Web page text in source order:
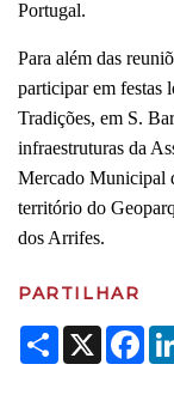
Portugal.
Para além das
participar em festas
Tradições, em S.
infraestruturas da
Mercado Municipal
território do
dos Arrifes.
PARTILHAR
Share
X